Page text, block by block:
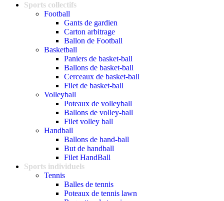
Sports collectifs
Football
Gants de gardien
Carton arbitrage
Ballon de Football
Basketball
Paniers de basket-ball
Ballons de basket-ball
Cerceaux de basket-ball
Filet de basket-ball
Volleyball
Poteaux de volleyball
Ballons de volley-ball
Filet volley ball
Handball
Ballons de hand-ball
But de handball
Filet HandBall
Sports individuels
Tennis
Balles de tennis
Poteaux de tennis lawn